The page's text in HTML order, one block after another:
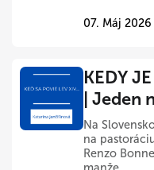
07. Máj
KEDY
| Jeden
Na
na
Renzo